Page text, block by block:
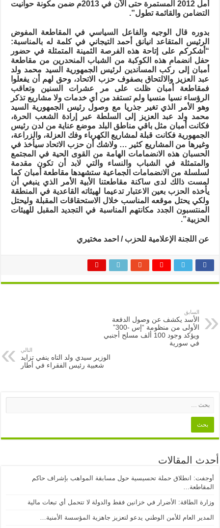
أمل 2012 المستمرة حتى الآن في 2013م ضمن مكونة حوانيت
التضامن والقائمة تطول”.
بدوره قال الوجيه والفاعل السياسي في المقاطعة المفوض
الرئيس المتقاعد انيانق أحمد التيجاني في كلمة له بالمناسبة:
“أشكركم على إتاحة هذه الفرصة الثمينة المتمثلة في حضور
حفل انضمام هذه الكوكبة من الشباب المنحدرين من مقاطعة
أمبان إلى ركب المساندين لرئيس الجمهورية السيد محمد ولد
عبد العزيز والالتحاق بصفوف حزب الاتحاد، وحق لهم أن يفعلوا
فمقاطعة أمبان ظلت على مر عشرات السنين وتعاقب
الرؤساء نسيا منسيا ولم تستفد من أي خدمات ولا مشاريع تذكر
وهو الأمر الذي تغير جذريا مع وصول رئيس الجمهورية السيد
محمد ولد عبد العزيز إلى السلطة عبر إرادة الشعب الحرة،
فكانت أمبان مثل باقي مناطق البلد موضع عناية من لدن رئيس
الجمهورية فكانت قبلة لمشاريع الكهرباء وفك العزلة، والزراعة،
وغيرها من المشاريع كثير … ولاشك أن حزب الاتحاد سيأخذ في
الحسبان هذه الانضمامات الهامة من القوى الحية في المجتمع
والمتمثلة في الشباب والنساء والتي لابد أن تكون مقدمة
لسلسلة من الانضمامات الجماعية ستشهدها مقاطعة أمبان كما
لمست ذالك لدى ساكنة مقاطعتنا الأبية الأمر الذي ينبغي أن
يأخذه الحزب بعين الاعتبار تدعيما لهيئاته القاعدية في المنطقة
ولكي يحتل موقعه المناسب خلال الاستحقاقات المقبلة وليحتل
المنتسبون الجدد مكانتهم المناسبة في التجديد المقبل للهيئات
الحزبية”.
عن اللجنة الإعلامية للحزب / احمد مختيري
السابق
الأسد يكشف عن وصول الدفعة
الأولى من منظومة “إس -300”
ويؤكد وجود 100 ألف مسلح أجنبي
في سورية
التالي
الوزير سيدي ولد التاه ينفي تزايد
شعبية رئيس الفقراء في أطار
أحدث المقالات
أوجفت: انطلاق حملة تحسيسية حول مسابقة المواهب بإشراف حاكم
المقاطعة…
وزارة الطاقة: الأضرار في خزانين فقط والدولة لا تتحمل أي تبعات مالية
المدير العام للأمن الوطني يدعو لتعزيز جاهزية المؤسسة الأمنية…